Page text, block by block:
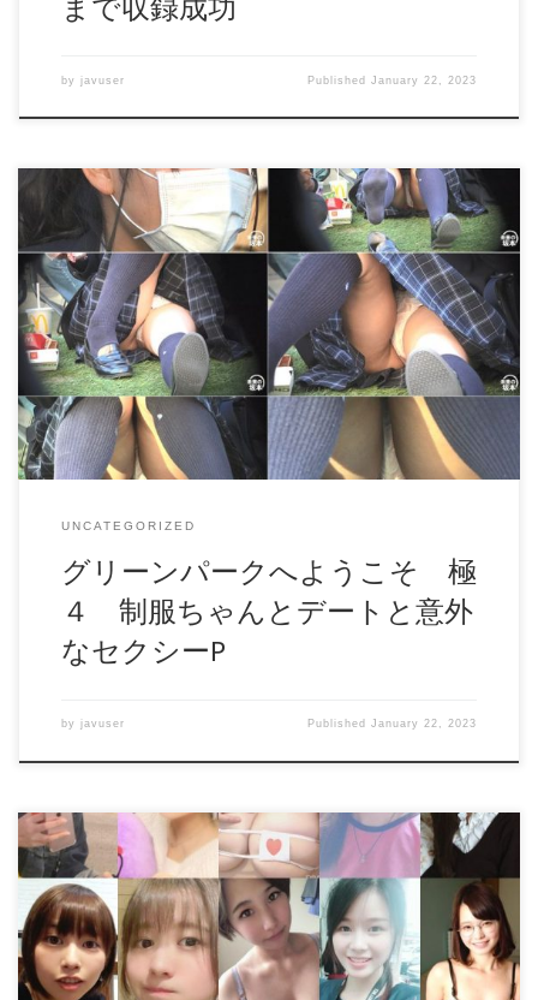
まで収録成功
by javuser PublishedJanuary 22, 2023
グリーンパークへようこそ 極４ 制服ちゃんとデートと意
外なセクシーP 今回は、 インパクトや取れ高がハイレベルな
「極」シリーズの更新です。 黒ガードがあまりに当たり前
になってしまったここ数年、、、 見えても黒、見えても
黒、 同じ重ねでもPと同サイズくらいのピタッとしたのさえ
少なくなってきて、 なんだか黒色の、おばさんでかパンみ
たいなのをみんな履いてますねｗｗｗ 古い話、ブルマをス
カートの中に履くのがマストだった時代に近いのかもしれま
せん。 面積的にもそれくらいですしね。 そんなな
か、、、、 彼氏とウキウキなハンバーガータイムを楽しむ
制服カップルを発見。 珍しく座りはじめから観察できたの
ですが、 彼女が座る瞬間にチラッと見えた生Ｐ、、、ゴク
か丸見えです、 ずっと、 ずっと丸見えｗｗｗｗｗｗｗｗｗ
真面目丈スカートと校則ソックスだからこそ、 奥にあるモ
チモチの太ももと、 さらに奥の、、、意外にもセクシー系
のＰがエロすぎです！！！ ギャップたまんねーーーー
ー！！！！ 当然、現役生の印であるすり減ったローファー
ー！！！！ 無邪気だわ、この娘いい娘だよね絶対ｗｗｗ
ーーーーｗｗｗｗｗ しかも見えないように足を延ばして座
るんだけど、 すぐに膝を立ててＰ見せて座っちゃうｗｗｗ
カワイイ、、、そしてＰがエロい、、、 見えすぎて頭おか
しくなりそうだｗｗｗｗｗ 座りド正面の王道アングルが炸
裂する今作、、、お見逃しなく！ ごちそうさまでした。 再
生時間 13:30 サイズ 1920×1080 3.47GB 金額(税込): 1,000
円 (税込) 販売会員: 未来の坂本 カテゴリー: 盗撮風シュチュ
商品名: グリーンパークへようこそ 極４ 制服ちゃんとデ
UNCATEGORIZED
グリーンパークへようこそ 極
４ 制服ちゃんとデートと意外
なセクシーP
by javuser PublishedJanuary 22, 2023
【流出】スマホ素人。ハレンチ豪華詰め合わせ【動画：371
本 画像：2257枚】大容量8GB ※通常価格9980pt→先着割引
2980pt 個数がなくなり次第値上げします、購入が早いほうが
お得です。 ※限定販売です。 ご覧いただきありがとうござ
います。 ガチ素人物の中から可能な限り美女だけを詰め込
んだ豪華詰め合わせセットです。 ・ハメ撮り ・流出 ・